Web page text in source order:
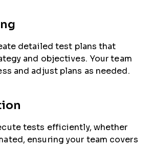
detailed test plans that
and objectives. Your team
and adjust plans as needed.
tests efficiently, whether
ensuring your team covers